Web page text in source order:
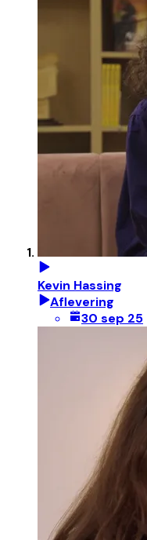
Kevin Hassing
Aflevering
30 sep 25